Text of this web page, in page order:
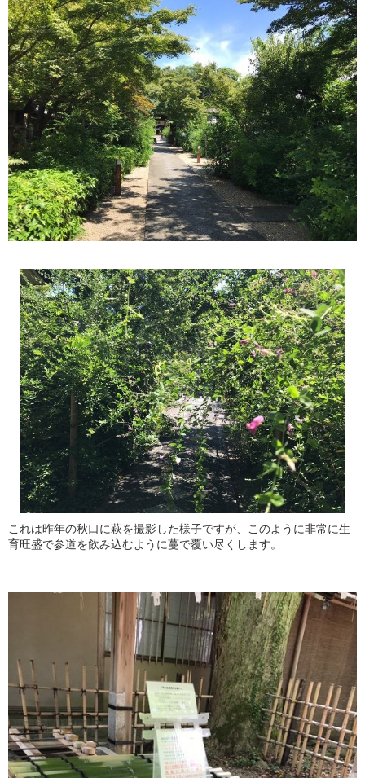
これは昨年の秋口に萩を撮影した様子ですが、このように非常に生
育旺盛で参道を飲み込むように蔓で覆い尽くします。